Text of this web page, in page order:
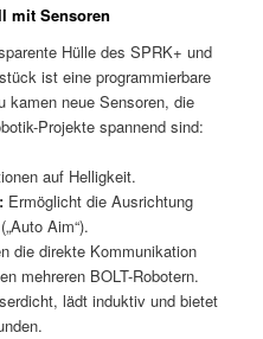
mit Sensoren
Hülle des SPRK+ und
ist eine programmierbare
kamen neue Sensoren, die
Projekte spannend sind:
auf Helligkeit.
Ermöglicht die Ausrichtung
Aim“).
die direkte Kommunikation
mehreren BOLT-Robotern.
lädt induktiv und bietet